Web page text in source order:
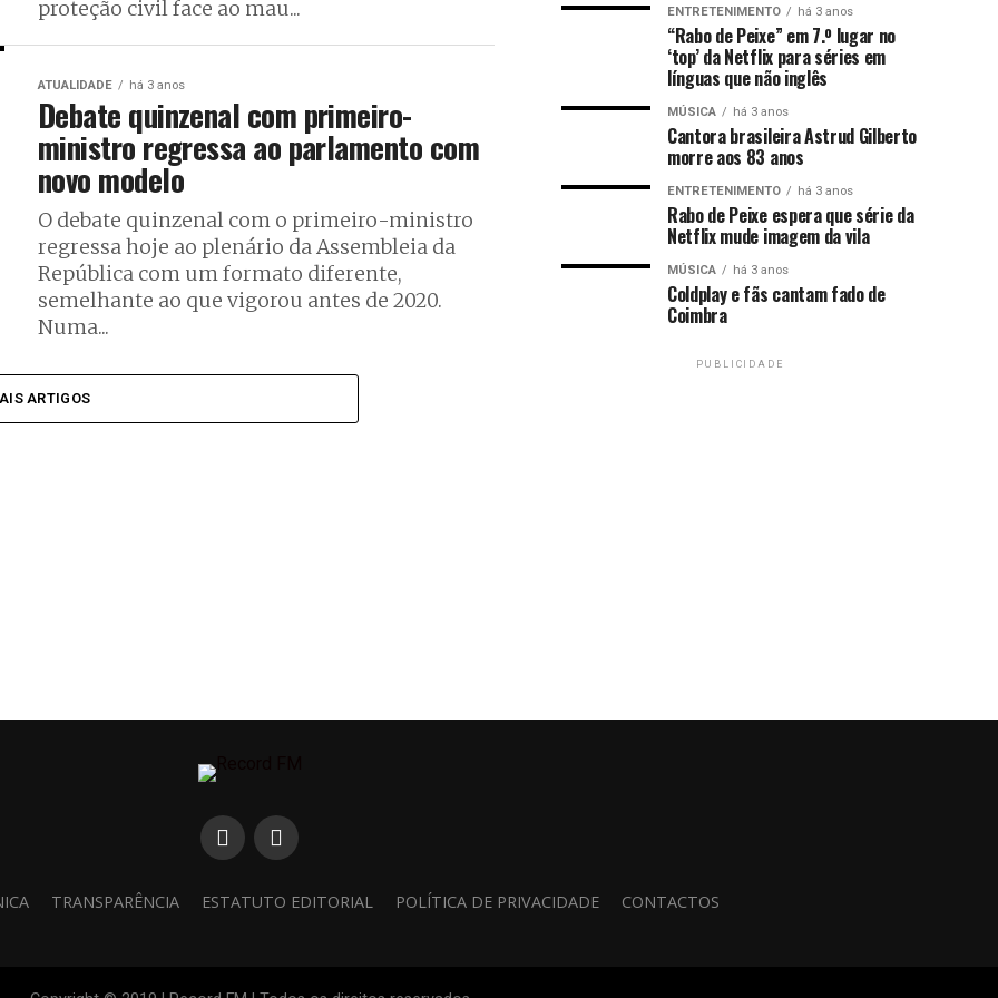
proteção civil face ao mau...
ATUALIDADE há 3 anos
Debate quinzenal com primeiro-
ministro regressa ao parlamento com
novo modelo
O debate quinzenal com o primeiro-ministro
regressa hoje ao plenário da Assembleia da
República com um formato diferente,
semelhante ao que vigorou antes de 2020.
Numa...
ARTIGOS
ENTRETENIMENTO há 3 anos
“Rabo de Peixe” em 7.º lugar no
‘top’ da Netflix para séries em
línguas que não inglês
MÚSICA há 3 anos
Cantora brasileira Astrud Gilberto
morre aos 83 anos
ENTRETENIMENTO há 3 anos
Rabo de Peixe espera que série da
Netflix mude imagem da vila
MÚSICA há 3 anos
Coldplay e fãs cantam fado de
Coimbra
PUBLICIDADE
TRANSPARÊNCIA ESTATUTO EDITORIAL POLÍTICA DE PRIVACIDADE CONTACTOS